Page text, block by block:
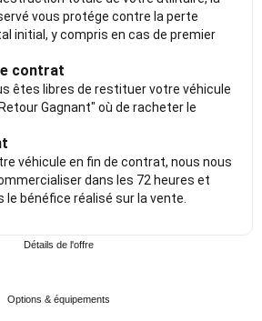
vous protége contre la perte
initial, y compris en cas de premier
contrat
êtes libres de restituer votre véhicule
Gagnant" où de racheter le
véhicule en fin de contrat, nous nous
dans les 72 heures et
le bénéfice réalisé sur la vente.
Détails de l'offre
Options & équipements